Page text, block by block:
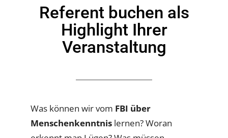
Referent buchen als
Highlight Ihrer
Veranstaltung
Was können wir vom FBI über
Menschenkenntnis lernen? Woran